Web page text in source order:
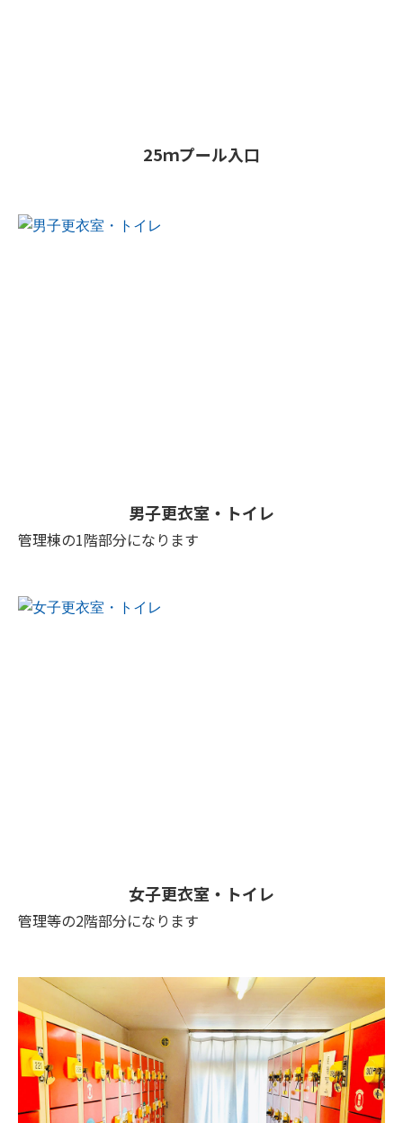
25ｍプール入口
男子更衣室・トイレ
管理棟の1階部分になります
女子更衣室・トイレ
管理等の2階部分になります